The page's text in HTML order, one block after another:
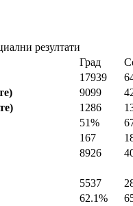
резултати
Град
17939
9099
1286
51%
167
8926
5537
62.1%